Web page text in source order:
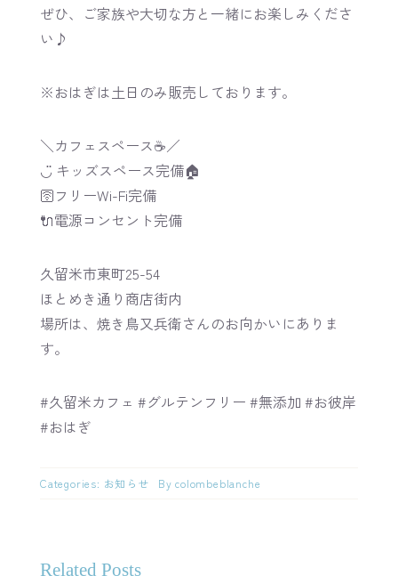
ぜひ、ご家族や大切な方と一緒にお楽しみくださ
い♪
※おはぎは土日のみ販売しております。
＼カフェスペース☕️／
◡̈ キッズスペース完備🏠
🛜フリーWi-Fi完備
🔌電源コンセント完備
久留米市東町25-54
ほとめき通り商店街内
場所は、焼き鳥又兵衛さんのお向かいにありま
す。
#久留米カフェ #グルテンフリー #無添加 #お彼岸
#おはぎ
Categories: お知らせ Bycolombeblanche
Related Posts